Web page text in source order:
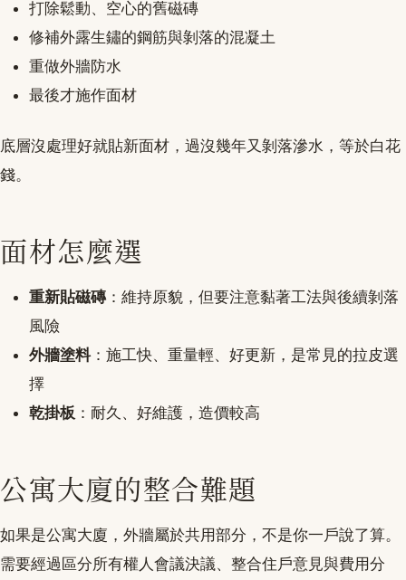
打除鬆動、空心的舊磁磚
修補外露生鏽的鋼筋與剝落的混凝土
重做外牆防水
最後才施作面材
底層沒處理好就貼新面材，過沒幾年又剝落滲水，等於白花
錢。
面材怎麼選
重新貼磁磚：維持原貌，但要注意黏著工法與後續剝落
風險
外牆塗料：施工快、重量輕、好更新，是常見的拉皮選
擇
乾掛板 ：耐久、好維護，造價較高
公寓大廈的整合難題
如果是公寓大廈，外牆屬於共用部分，不是你一戶說了算。
需要經過區分所有權人會議決議、整合住戶意見與費用分